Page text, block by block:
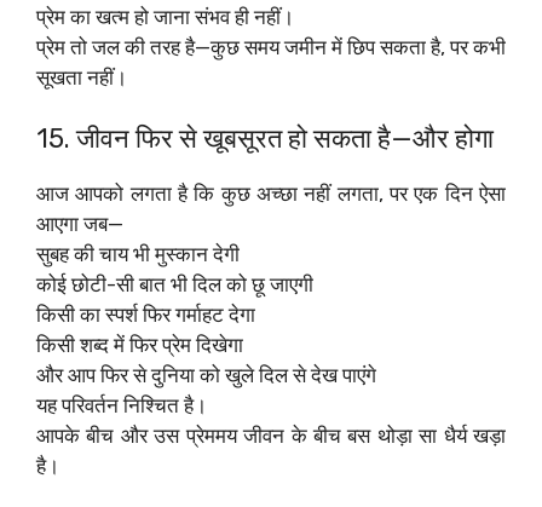
प्रेम का खत्म हो जाना संभव ही नहीं।
प्रेम तो जल की तरह है—कुछ समय जमीन में छिप सकता है, पर कभी
सूखता नहीं।
15. जीवन फिर से खूबसूरत हो सकता है—और होगा
आज आपको लगता है कि कुछ अच्छा नहीं लगता, पर एक दिन ऐसा
आएगा जब—
सुबह की चाय भी मुस्कान देगी
कोई छोटी-सी बात भी दिल को छू जाएगी
किसी का स्पर्श फिर गर्माहट देगा
किसी शब्द में फिर प्रेम दिखेगा
और आप फिर से दुनिया को खुले दिल से देख पाएंगे
यह परिवर्तन निश्चित है।
आपके बीच और उस प्रेममय जीवन के बीच बस थोड़ा सा धैर्य खड़ा
है।